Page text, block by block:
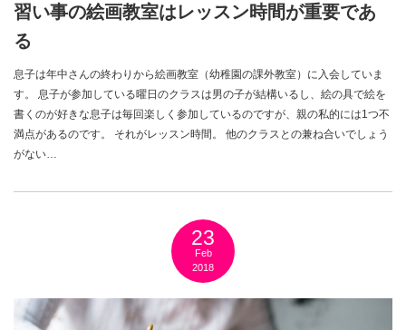
習い事の絵画教室はレッスン時間が重要であ
る
息子は年中さんの終わりから絵画教室（幼稚園の課外教室）に入会していま
す。 息子が参加している曜日のクラスは男の子が結構いるし、絵の具で絵を
書くのが好きな息子は毎回楽しく参加しているのですが、親の私的には1つ不
満点があるのです。 それがレッスン時間。 他のクラスとの兼ね合いでしょう
がない…
23
Feb
2018